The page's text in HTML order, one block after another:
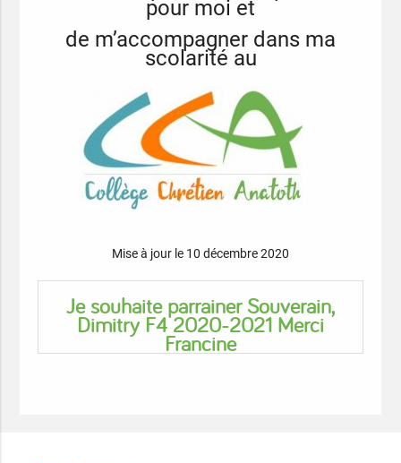
pour moi et
de m’accompagner dans ma
scolarité au
Mise à jour le 10 décembre 2020
Je souhaite parrainer Souverain,
Dimitry F4 2020-2021 Merci
Francine